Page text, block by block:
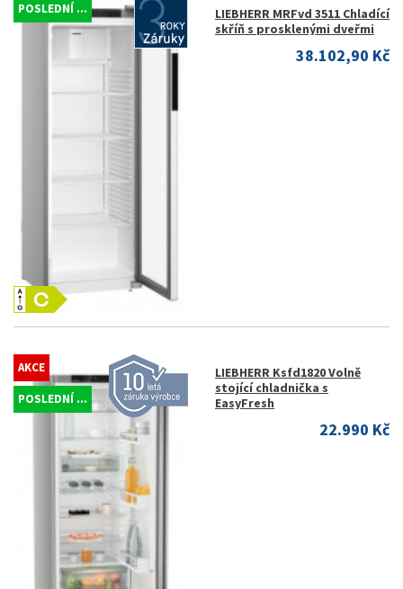
POSLEDNÍ ...
LIEBHERR MRFvd 3511 Chladící
skříň s prosklenými dveřmi
38.102,90 Kč
AKCE
POSLEDNÍ ...
LIEBHERR Ksfd1820 Volně
stojící chladnička s
EasyFresh
22.990 Kč